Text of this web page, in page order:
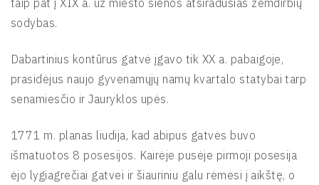
taip pat į XIX a. už miesto sienos atsiradusias žemdirbių
sodybas.
Dabartinius kontūrus gatvė įgavo tik XX a. pabaigoje,
prasidėjus naujo gyvenamųjų namų kvartalo statybai tarp
senamiesčio ir Jauryklos upės.
1771 m. planas liudija, kad abipus gatvės buvo
išmatuotos 8 posesijos. Kairėje pusėje pirmoji posesija
ėjo lygiagrečiai gatvei ir šiauriniu galu rėmėsi į aikštę, o